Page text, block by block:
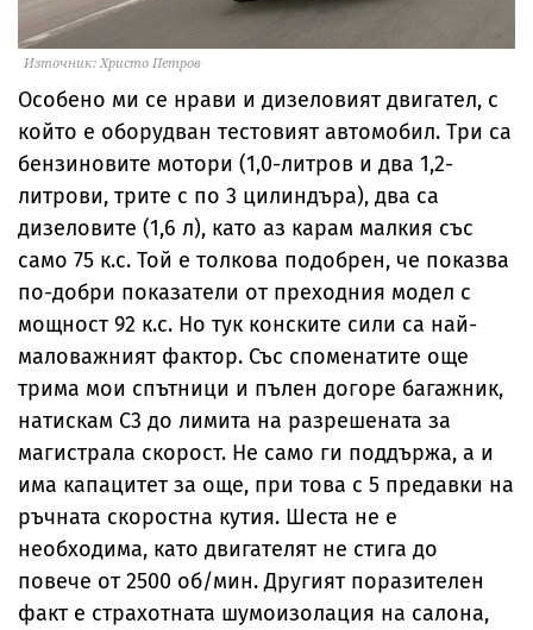
Източник: Христо Петров
Особено ми се нрави и дизеловият двигател, с
който е оборудван тестовият автомобил. Три са
бензиновите мотори (1,0-литров и два 1,2-
литрови, трите с по 3 цилиндъра), два са
дизеловите (1,6 л), като аз карам малкия със
само 75 к.с. Той е толкова подобрен, че показва
по-добри показатели от преходния модел с
мощност 92 к.с. Но тук конските сили са най-
маловажният фактор. Със споменатите още
трима мои спътници и пълен догоре багажник,
натискам С3 до лимита на разрешената за
магистрала скорост. Не само ги поддържа, а и
има капацитет за още, при това с 5 предавки на
ръчната скоростна кутия. Шеста не е
необходима, като двигателят не стига до
повече от 2500 об/мин. Другият поразителен
факт е страхотната шумоизолация на салона,